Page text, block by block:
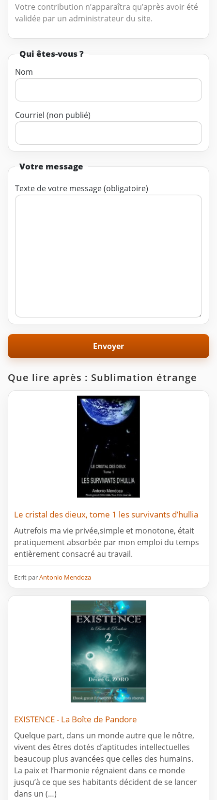
Votre contribution n’apparaîtra qu’après avoir été
validée par un administrateur du site.
Qui êtes-vous ?
Nom
Courriel (non publié)
Votre message
Texte de votre message (obligatoire)
Que lire après : Sublimation étrange
Le cristal des dieux, tome 1 les survivants d’hullia
Autrefois ma vie privée,simple et monotone, était
pratiquement absorbée par mon emploi du temps
entièrement consacré au travail.
Ecrit parAntonio Mendoza
EXISTENCE - La Boîte de Pandore
Quelque part, dans un monde autre que le nôtre,
vivent des êtres dotés d’aptitudes intellectuelles
beaucoup plus avancées que celles des humains.
La paix et l’harmonie régnaient dans ce monde
jusqu’à ce que ses habitants décident de se lancer
dans un (…)